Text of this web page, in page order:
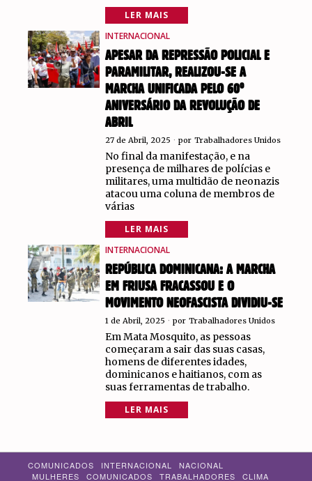
LER MAIS
INTERNACIONAL
APESAR DA REPRESSÃO POLICIAL E
PARAMILITAR, REALIZOU-SE A
MARCHA UNIFICADA PELO 60º
ANIVERSÁRIO DA REVOLUÇÃO DE
ABRIL
27 de Abril, 2025 por Trabalhadores Unidos
No final da manifestação, e na
presença de milhares de polícias e
militares, uma multidão de neonazis
atacou uma coluna de membros de
várias
LER MAIS
INTERNACIONAL
REPÚBLICA DOMINICANA: A MARCHA
EM FRIUSA FRACASSOU E O
MOVIMENTO NEOFASCISTA DIVIDIU-SE
1 de Abril, 2025 por Trabalhadores Unidos
Em Mata Mosquito, as pessoas
começaram a sair das suas casas,
homens de diferentes idades,
dominicanos e haitianos, com as
suas ferramentas de trabalho.
LER MAIS
COMUNICADOS INTERNACIONAL
NACIONAL
MULHERES
COMUNICADOS TRABALHADORES CLIMA